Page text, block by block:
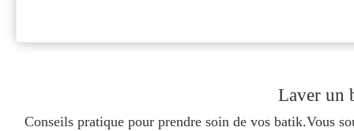
Laver un
Conseils pratique pour prendre soin de vos batik.Vous